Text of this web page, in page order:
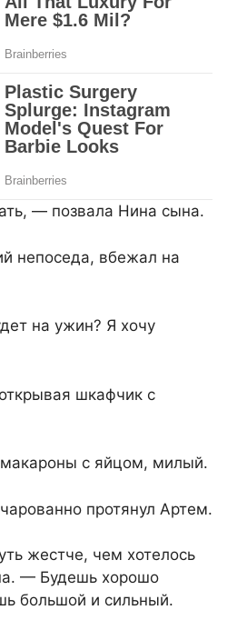
— позвала Нина сына.
непоседа, вбежал на
на ужин? Я хочу
шкафчик с
с яйцом, милый.
протянул Артем.
жестче, чем хотелось
— Будешь хорошо
большой и сильный.